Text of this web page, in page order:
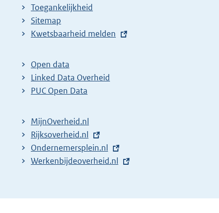
Toegankelijkheid
Sitemap
E
t
e
r
l
i
n
k
Kwetsbaarheid melden
Open data
Linked Data Overheid
PUC Open Data
MijnOverheid.nl
E
x
t
n
Rijksoverheid.nl
E
x
r
Ondernemersplein.nl
E
e
Werkenbijdeoverheid.nl